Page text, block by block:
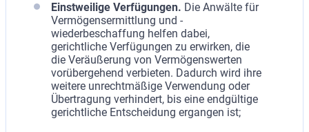
Einstweilige Verfügungen. Die Anwälte für
Vermögensermittlung und -
wiederbeschaffung helfen dabei,
gerichtliche Verfügungen zu erwirken, die
die Veräußerung von Vermögenswerten
vorübergehend verbieten. Dadurch wird ihre
weitere unrechtmäßige Verwendung oder
Übertragung verhindert, bis eine endgültige
gerichtliche Entscheidung ergangen ist;